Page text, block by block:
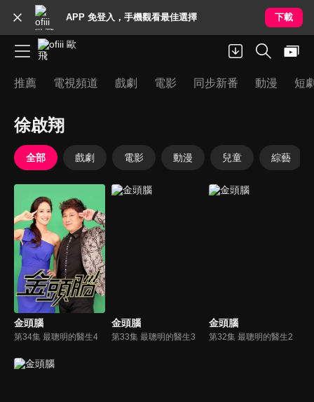
APP 免登入，手機觀看最佳選擇 下載
推薦 電視頻道 戲劇 電影 同步新番 動漫 短
徐啟翔
全部 戲劇 電影 動漫 兒童 綜藝
金頭腦
第34集 最聰明的醫生4
金頭腦
第33集 最聰明的醫生3
金頭腦
第32集 最聰明的醫生2